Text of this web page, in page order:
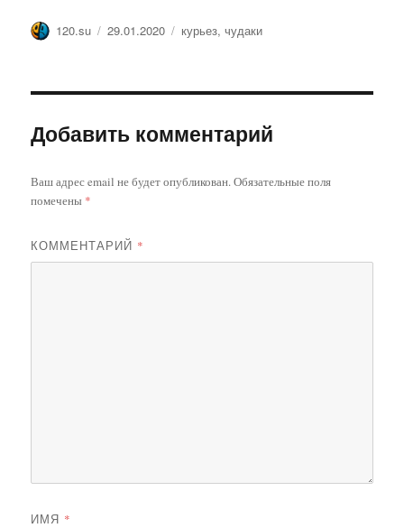
Автор
120.su Опубликовано
29.01.2020 Метки
курьез,чудаки
Добавить комментарий
Ваш адрес email не будет опубликован. Обязательные поля
помечены *
КОММЕНТАРИЙ *
ИМЯ *